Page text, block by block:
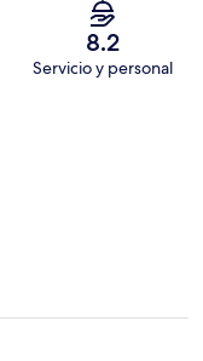
8.2
Servicio y personal